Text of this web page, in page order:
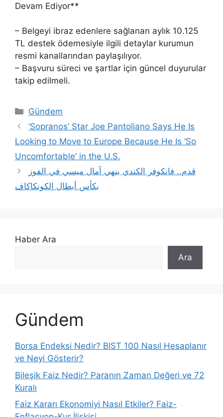
Devam Ediyor**
– Belgeyi ibraz edenlere sağlanan aylık 10.125
TL destek ödemesiyle ilgili detaylar kurumun
resmi kanallarından paylaşılıyor.
– Başvuru süreci ve şartlar için güncel duyurular
takip edilmeli.
Kategoriler
Gündem
‘Sopranos’ Star Joe Pantoliano Says He Is
Looking to Move to Europe Because He Is ‘So
Uncomfortable’ in the U.S.
قدم.. فانكوفر الكندي ينهي آمال ميسي في الفوز
بكأس أبطال الكونكاكاف
Haber Ara
Ara
Gündem
Borsa Endeksi Nedir? BIST 100 Nasıl Hesaplanır
ve Neyi Gösterir?
Bileşik Faiz Nedir? Paranın Zaman Değeri ve 72
Kuralı
Faiz Kararı Ekonomiyi Nasıl Etkiler? Faiz-